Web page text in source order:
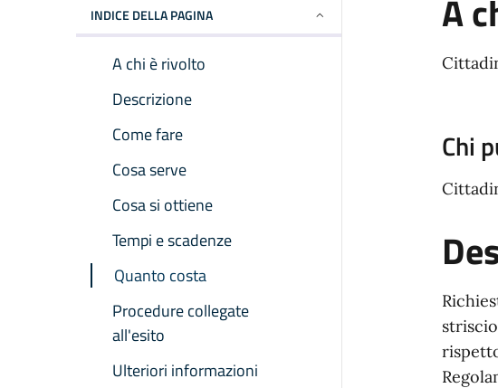
INDICE DELLA PAGINA
A chi è rivolto
Descrizione
Come fare
Cosa serve
Cosa si ottiene
Tempi e scadenze
Quanto costa
Procedure collegate
all'esito
Ulteriori informazioni
A
Chi